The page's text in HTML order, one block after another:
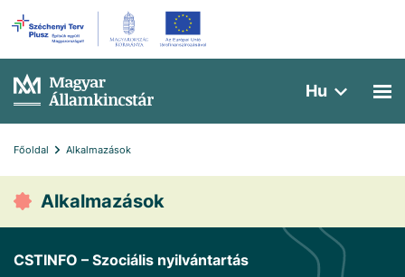
Hu
Főoldal Alkalmazások
Alkalmazások
CSTINFO – Szociális nyilvántartás